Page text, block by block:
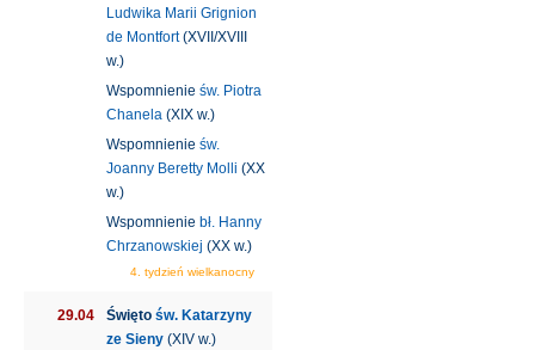
Ludwika Marii Grignion
de Montfort(XVII/XVIII
w.)
Wspomnienie św. Piotra
Chanela (XIX w.)
Wspomnienie św.
Joanny Beretty Molli (XX
w.)
Wspomnienie bł. Hanny
Chrzanowskiej (XX w.)
4. tydzień wielkanocny
29.04 Święto św. Katarzyny
ze Sieny (XIV w.)